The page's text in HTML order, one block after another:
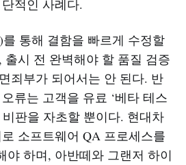
적인 사례다.
통해 결함을 빠르게 수정할
출시 전 완벽해야 할 품질 검증
죄부가 되어서는 안 된다. 반
류는 고객을 유료 ‘베타 테스
판을 자초할 뿐이다. 현대차
소프트웨어 QA 프로세스를
야 하며, 아반떼와 그랜저 하이